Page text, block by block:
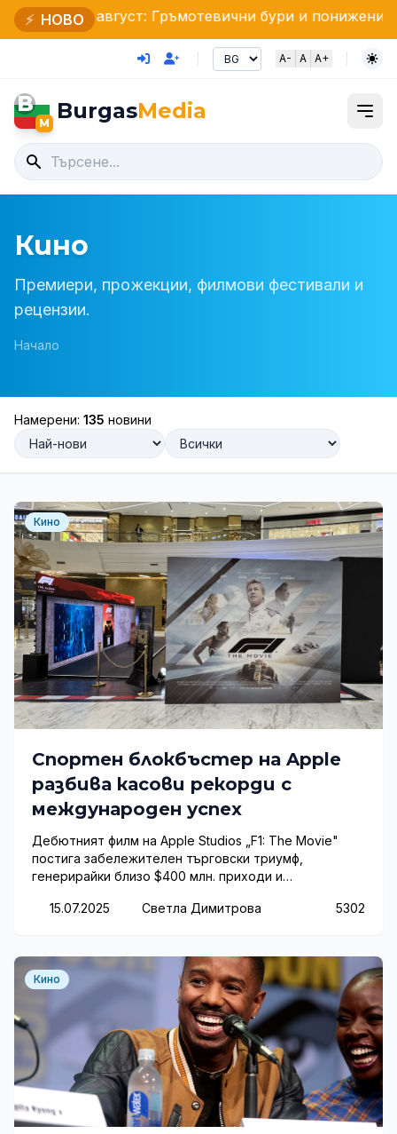
⚡ НОВО
Гръмотевични бури и понижение на
A- A A+
B
M BurgasMedia
Кино
Премиери, прожекции, филмови фестивали и
рецензии.
Начало
Намерени: 135 новини
Кино
Спортен блокбъстер на Apple
разбива касови рекорди с
международен успех
Дебютният филм на Apple Studios „F1: The Movie"
постига забележителен търговски триумф,
генерирайки близо $400 млн. приходи и
киноиндустрията.
15.07.2025 Светла Димитрова 5302
Кино